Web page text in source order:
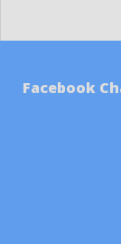
Facebook